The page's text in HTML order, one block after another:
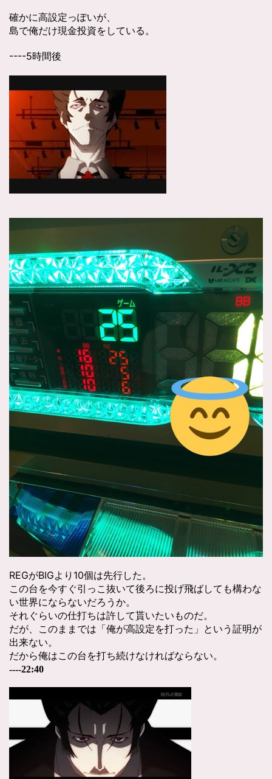
確かに高設定っぽいが、
島で俺だけ現金投資をしている。
----5時間後
REGがBIGより10個は先行した。
この台を今すぐ引っこ抜いて後ろに投げ飛ばしても構わな
い世界にならないだろうか。
それぐらいの仕打ちは許して貰いたいものだ。
だが、このままでは「俺が高設定を打った」という証明が
出来ない。
だから俺はこの台を打ち続けなければならない。
----22:40